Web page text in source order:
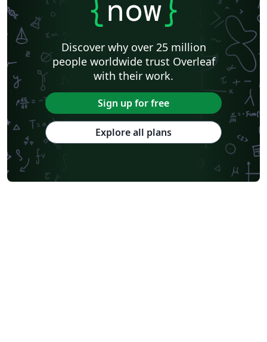
{now}
Discover why over 25 million
people worldwide trust Overleaf
with their work.
Sign up for free
Explore all plans